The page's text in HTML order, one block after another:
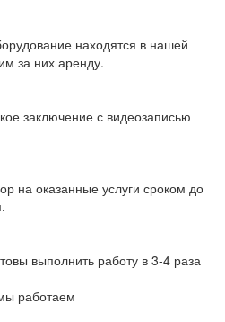
находятся в нашей
за них аренду.
заключение с видеозаписью
на оказанные услуги сроком до
выполнить работу в 3-4 раза
работаем